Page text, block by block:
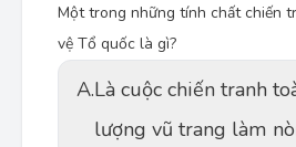
Một trong những tính chất chiến
vệ Tổ quốc là gì?
A.Là cuộc chiến tranh
lượng vũ trang làm